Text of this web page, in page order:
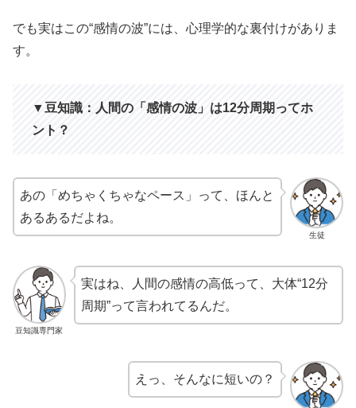
でも実はこの“感情の波”には、心理学的な裏付けがありま
す。
▼豆知識：人間の「感情の波」は12分周期ってホ
ント？
生徒
あの「めちゃくちゃなペース」って、ほんと
あるあるだよね。
豆知識専門家
実はね、人間の感情の高低って、大体“12分
周期”って言われてるんだ。
えっ、そんなに短いの？